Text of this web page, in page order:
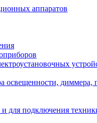
аппаратов
освещенности, диммера,
для подключения